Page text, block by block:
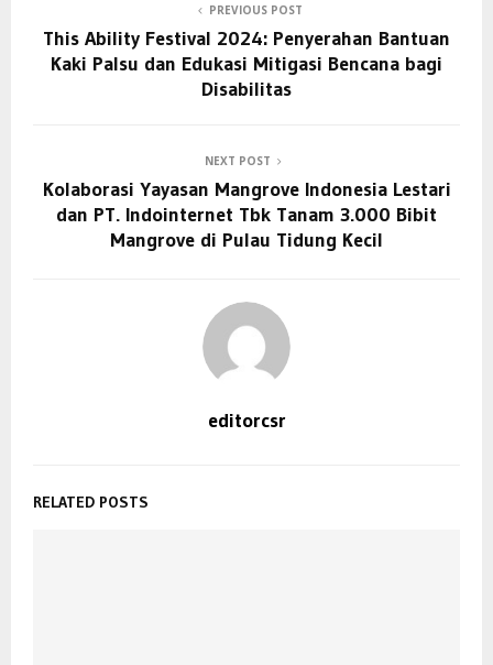
PREVIOUS POST
This Ability Festival 2024: Penyerahan Bantuan
Kaki Palsu dan Edukasi Mitigasi Bencana bagi
Disabilitas
NEXT POST
Kolaborasi Yayasan Mangrove Indonesia Lestari
dan PT. Indointernet Tbk Tanam 3.000 Bibit
Mangrove di Pulau Tidung Kecil
editorcsr
RELATED POSTS